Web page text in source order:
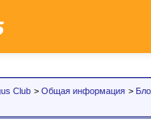
Club > Общая информация >